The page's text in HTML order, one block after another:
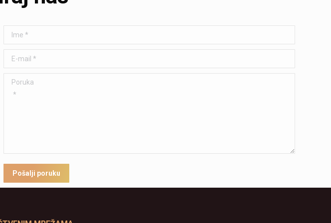
Ime *
E-mail *
Poruka *
Pošalji poruku